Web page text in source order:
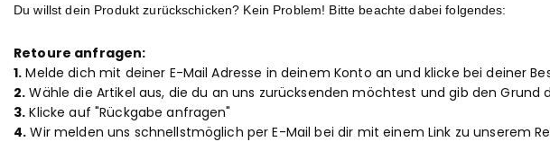
Du willst dein Produkt zurückschicken? Kein Problem! Bitte beachte dabei folgendes:
Retoure anfragen:
1. Melde dich mit deiner E-Mail Adresse in deinem Konto an und klicke bei deiner
2. Wähle die Artikel aus, die du an uns zurücksenden möchtest und gib den Grund
3. Klicke auf "Rückgabe anfragen"
4. Wir melden uns schnellstmöglich per E-Mail bei dir mit einem Link zu unserem